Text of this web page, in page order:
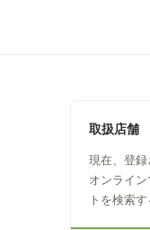
取扱店舗
現在、登録
オンライ
トを検索